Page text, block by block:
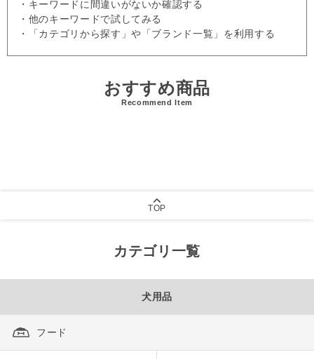
・キーワードに間違いがないか確認する
・他のキーワードで試してみる
・「カテゴリから探す」や「ブランド一覧」を利用する
おすすめ商品
Recommend Item
TOP
カテゴリ一覧
犬用品
フード